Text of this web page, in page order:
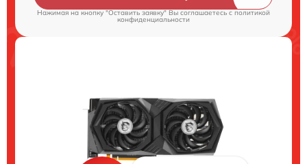
Нажимая на кнопку "Оставить заявку" Вы соглашаетесь cполитикой
конфиденциальности